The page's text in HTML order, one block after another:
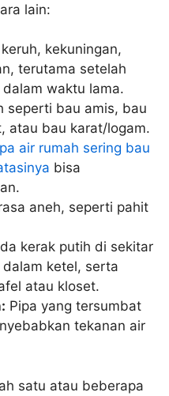
lain:
kekuningan,
terutama setelah
waktu lama.
seperti bau amis, bau
atau bau karat/logam.
air rumah sering bau
bisa
aneh, seperti pahit
kerak putih di sekitar
ketel, serta
atau kloset.
Pipa yang tersumbat
tekanan air
satu atau beberapa